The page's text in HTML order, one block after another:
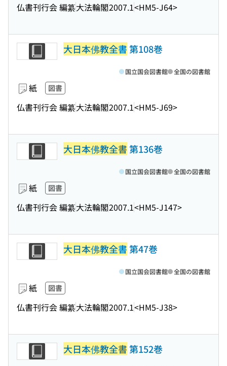
仏書刊行会 編纂大法輪閣2007.1<HM5-J64>
大日本佛教全書第108巻
紙 図書
仏書刊行会 編纂大法輪閣2007.1<HM5-J69>
国立国会図書館 全国の図書館
大日本佛教全書第136巻
紙 図書
仏書刊行会 編纂大法輪閣2007.1<HM5-J147>
国立国会図書館 全国の図書館
大日本佛教全書第47巻
紙 図書
仏書刊行会 編纂大法輪閣2007.1<HM5-J38>
国立国会図書館 全国の図書館
大日本佛教全書第152巻